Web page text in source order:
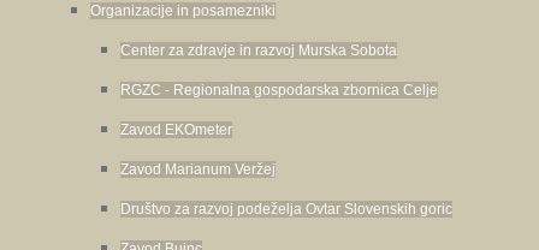
Organizacije in posamezniki
Center za zdravje in razvoj Murska Sobota
RGZC - Regionalna gospodarska zbornica Celje
Zavod EKOmeter
Zavod Marianum Veržej
Društvo za razvoj podeželja Ovtar Slovenskih goric